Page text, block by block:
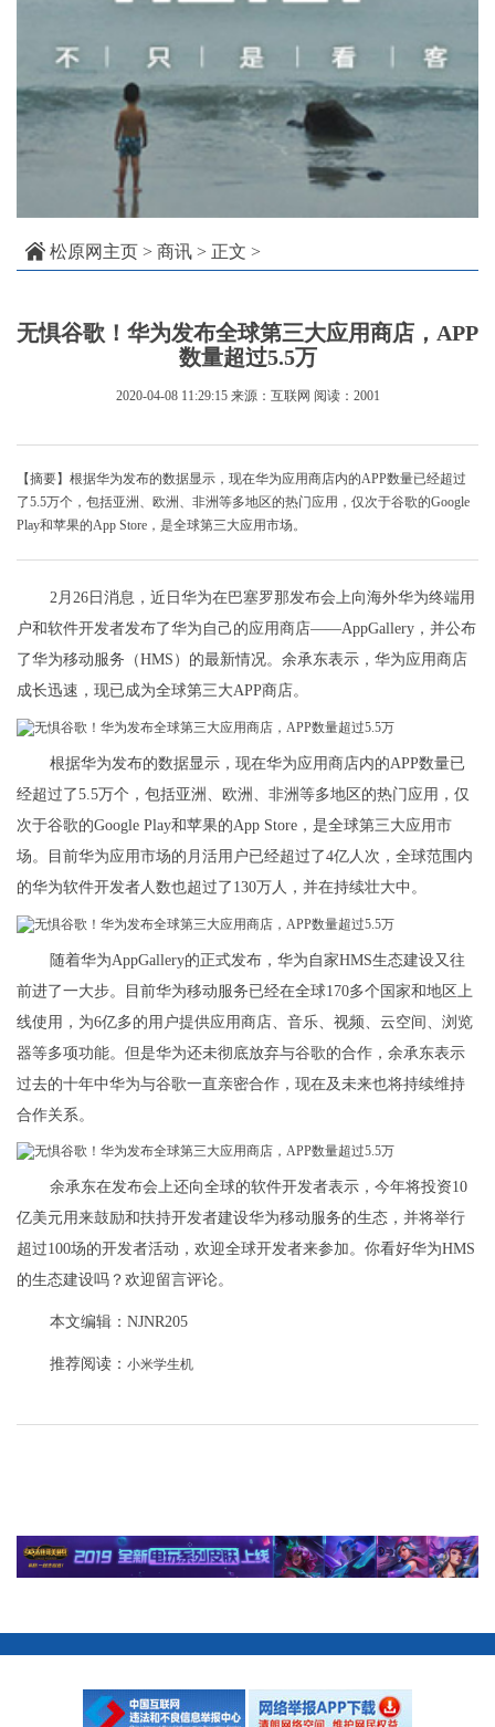
松原网主页 > 商讯 > 正文 >
无惧谷歌！华为发布全球第三大应用商店，APP
数量超过5.5万
2020-04-08 11:29:15 来源：互联网 阅读：2001
【摘要】根据华为发布的数据显示，现在华为应用商店内的APP数量已经超过
了5.5万个，包括亚洲、欧洲、非洲等多地区的热门应用，仅次于谷歌的Google
Play和苹果的App Store，是全球第三大应用市场。
2月26日消息，近日华为在巴塞罗那发布会上向海外华为终端用
户和软件开发者发布了华为自己的应用商店——AppGallery，并公布
了华为移动服务（HMS）的最新情况。余承东表示，华为应用商店
成长迅速，现已成为全球第三大APP商店。
根据华为发布的数据显示，现在华为应用商店内的APP数量已
经超过了5.5万个，包括亚洲、欧洲、非洲等多地区的热门应用，仅
次于谷歌的Google Play和苹果的App Store，是全球第三大应用市
场。目前华为应用市场的月活用户已经超过了4亿人次，全球范围内
的华为软件开发者人数也超过了130万人，并在持续壮大中。
随着华为AppGallery的正式发布，华为自家HMS生态建设又往
前进了一大步。目前华为移动服务已经在全球170多个国家和地区上
线使用，为6亿多的用户提供应用商店、音乐、视频、云空间、浏览
器等多项功能。但是华为还未彻底放弃与谷歌的合作，余承东表示
过去的十年中华为与谷歌一直亲密合作，现在及未来也将持续维持
合作关系。
余承东在发布会上还向全球的软件开发者表示，今年将投资10
亿美元用来鼓励和扶持开发者建设华为移动服务的生态，并将举行
超过100场的开发者活动，欢迎全球开发者来参加。你看好华为HMS
的生态建设吗？欢迎留言评论。
本文编辑：NJNR205
推荐阅读： 小米学生机